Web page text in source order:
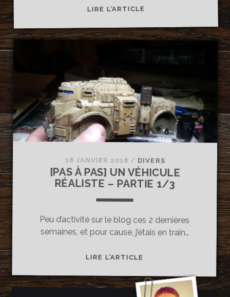
LIRE L’ARTICLE[PAS
PAS]
VÉHICULE
PARTIE
2/3
18 JANVIER 2018 / DIVERS
[PAS À PAS] UN VÉHICULE
RÉALISTE – PARTIE 1/3
Peu d’activité sur le blog ces 2 dernières
semaines, et pour cause, j’étais en train…
LIRE L’ARTICLE[PAS
PAS]
UN